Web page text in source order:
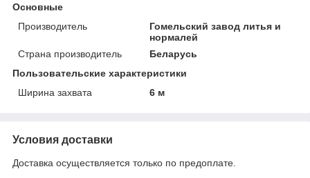
Основные
Производитель
Гомельский завод литья и
нормалей
Страна производитель
Беларусь
Пользовательские характеристики
Ширина захвата
6 м
Условия доставки
Доставка осуществляется только по предоплате.